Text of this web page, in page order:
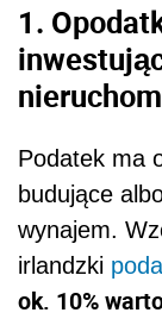
1.
Podatek ma
budujące
wynajem.
irlandzki
ok. 10%